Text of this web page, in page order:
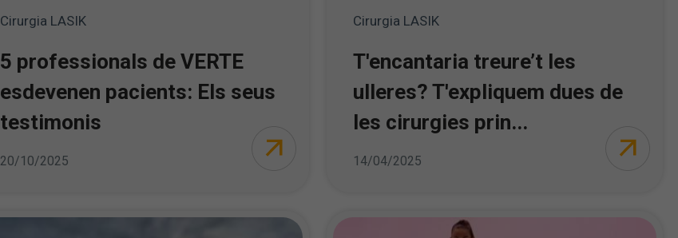
Cirurgia LASIK
5 professionals de VERTE
esdevenen pacients: Els seus
testimonis
20/10/2025
Cirurgia LASIK
T'encantaria treure’t les
ulleres? T'expliquem dues de
les cirurgies prin...
14/04/2025